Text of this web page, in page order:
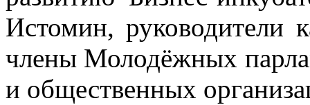
Истомин, руководители
члены Молодёжных
и общественных